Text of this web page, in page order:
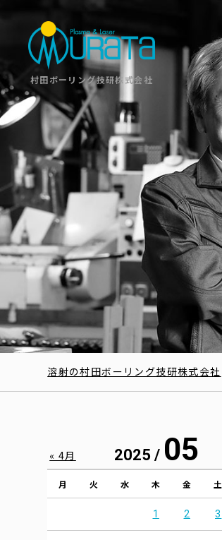
村田ボーリング技研株式会社
溶射の村田ボーリング技研株式会社
2025 / 05
月 火 水 木 金 土
1 2 3
« 4月